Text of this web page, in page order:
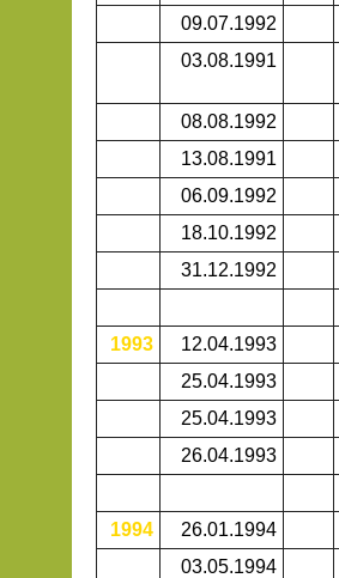
09.07.1992
03.08.1991
08.08.1992
13.08.1991
06.09.1992
18.10.1992
31.12.1992
1993 12.04.1993
25.04.1993
25.04.1993
26.04.1993
1994 26.01.1994
03.05.1994